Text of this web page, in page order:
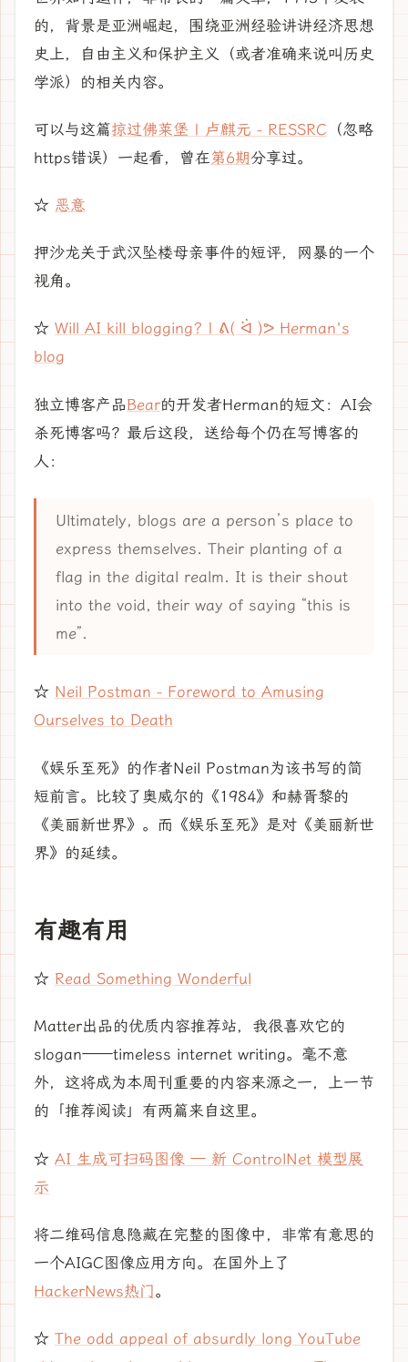
的，背景是亚洲崛起，围绕亚洲经验讲讲经济思想
史上，自由主义和保护主义（或者准确来说叫历史
学派）的相关内容。
可以与这篇掠过佛莱堡 | 卢麒元 - RESSRC （忽略
https错误）一起看，曾在第6期分享过。
☆ 恶意
押沙龙关于武汉坠楼母亲事件的短评，网暴的一个
视角。
☆ Will AI kill blogging? | ᕕ( ᐛ )ᕗ Herman's
blog
独立博客产品Bear的开发者Herman的短文：AI会
杀死博客吗？最后这段，送给每个仍在写博客的
人：
Ultimately, blogs are a person’s place to
express themselves. Their planting of a
flag in the digital realm. It is their shout
into the void, their way of saying “this is
me”.
☆ Neil Postman - Foreword to Amusing
Ourselves to Death
《娱乐至死》的作者Neil Postman为该书写的简
短前言。比较了奥威尔的《1984》和赫胥黎的
《美丽新世界》。而《娱乐至死》是对《美丽新世
界》的延续。
有趣有用
☆ Read Something Wonderful
Matter出品的优质内容推荐站，我很喜欢它的
slogan——timeless internet writing。毫不意
外，这将成为本周刊重要的内容来源之一，上一节
的「推荐阅读」有两篇来自这里。
☆ AI 生成可扫码图像 — 新 ControlNet 模型展
示
将二维码信息隐藏在完整的图像中，非常有意思的
一个AIGC图像应用方向。在国外上了
HackerNews热门。
☆ The odd appeal of absurdly long YouTube